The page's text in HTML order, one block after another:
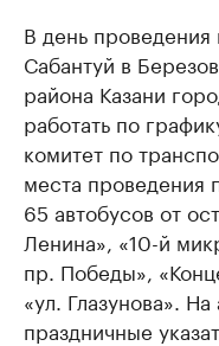
В день проведения
Сабантуй в
района Казани
работать по
комитет по
места проведения
65 автобусов от
Ленина», «10-й
пр. Победы»,
«ул. Глазунова».
праздничные